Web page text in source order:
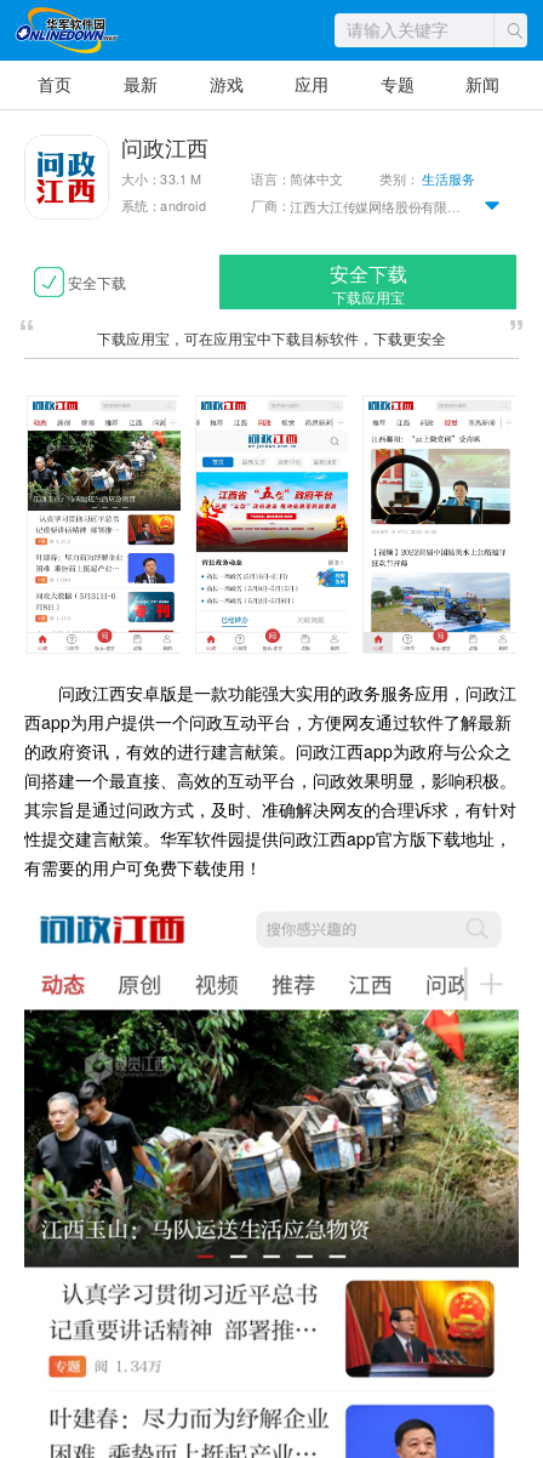
首页 最新 游戏 应用 专题 新闻
问政江西
大小：33.1 M 语言：简体中文 类别：生活服务
系统：android
厂商：
安全下载 安全下载
下载应用宝
下载应用宝，可在应用宝中下载目标软件，下载更安全
问政江西安卓版是一款功能强大实用的政务服务应用，问政江
西app为用户提供一个问政互动平台，方便网友通过软件了解最新
的政府资讯，有效的进行建言献策。问政江西app为政府与公众之
间搭建一个最直接、高效的互动平台，问政效果明显，影响积极。
其宗旨是通过问政方式，及时、准确解决网友的合理诉求，有针对
性提交建言献策。 华军软件园提供问政江西app官方版下载地址，
有需要的用户可免费下载使用！